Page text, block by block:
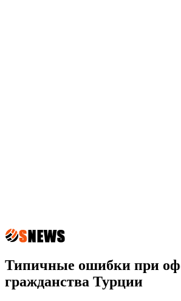
Типичные ошибки при
гражданства Турции